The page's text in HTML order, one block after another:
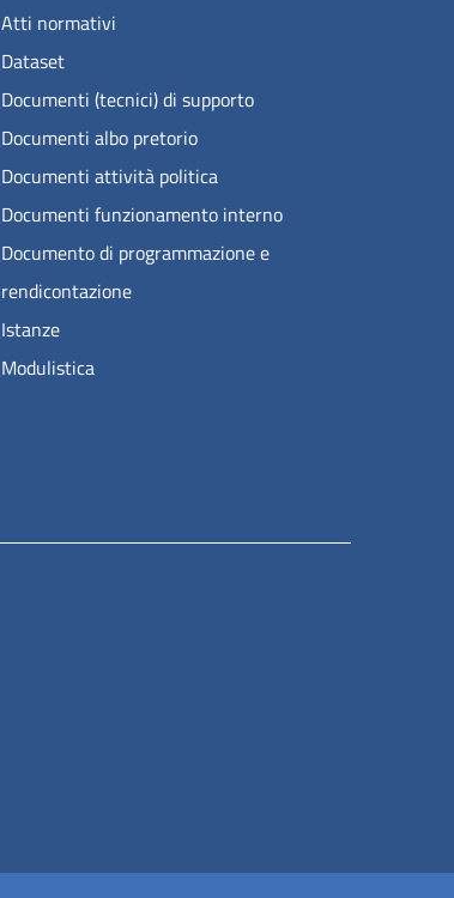
Atti normativi
Dataset
Documenti (tecnici) di supporto
Documenti albo pretorio
Documenti attività politica
Documenti funzionamento interno
Documento di programmazione e
rendicontazione
Istanze
Modulistica